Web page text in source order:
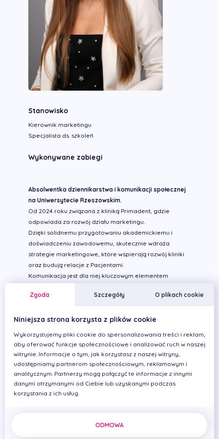
Stanowisko
Kierownik marketingu
Specjalista ds. szkoleń
Wykonywane zabiegi
Absolwentka dziennikarstwa i komunikacji społecznej
na Uniwersytecie Rzeszowskim.
Od 2024 roku związana z kliniką Primadent, gdzie
odpowiada za rozwój działu marketingu.
Dzięki solidnemu przygotowaniu akademickiemu i
doświadczeniu zawodowemu, skutecznie wdraża
strategie marketingowe, które wspierają rozwój kliniki
oraz budują relacje z Pacjentami.
Komunikacja jest dla niej kluczowym elementem
Dba o to, aby każdy przekaz był jasny, zrozumiały i
obejmują szeroki zakres – od zarządzania kampaniami
aż po budowanie wizerunku kliniki w mediach.
Stałe doskonalenie umiejętności oraz śledzenie
najnowszych trendów w marketingu i komunikacji
pozwalają na skuteczne dostosowywanie strategii do
dynamicznie zmieniającego się rynku.
Wolny czas spędza najchętniej z rodziną, a także na
Zgoda Szczegóły O plikach cookie
Niniejsza strona korzysta z plików cookie
Wykorzystujemy pliki cookie do spersonalizowania treści i reklam,
aby oferować funkcje społecznościowe i analizować ruch w naszej
witrynie. Informacje o tym, jak korzystasz z naszej witryny,
udostępniamy partnerom społecznościowym, reklamowym i
analitycznym. Partnerzy mogą połączyć te informacje z innymi
danymi otrzymanymi od Ciebie lub uzyskanymi podczas
korzystania z ich usług.
ODMOWA